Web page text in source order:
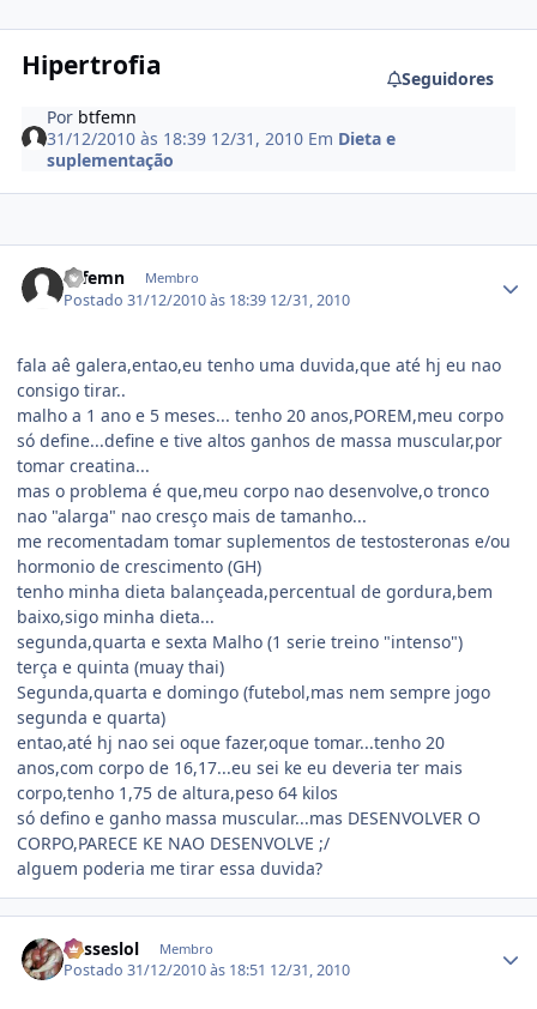
Hipertrofia
Seguidores
Por btfemn
31/12/2010 às 18:39 12/31, 2010 Em Dieta e
suplementação
btfemn Membro
Postado31/12/2010 às 18:39 12/31, 2010
fala aê galera,entao,eu tenho uma duvida,que até hj eu nao
consigo tirar..
malho a 1 ano e 5 meses... tenho 20 anos,POREM,meu corpo
só define...define e tive altos ganhos de massa muscular,por
tomar creatina...
mas o problema é que,meu corpo nao desenvolve,o tronco
nao "alarga" nao cresço mais de tamanho...
me recomentadam tomar suplementos de testosteronas e/ou
hormonio de crescimento (GH)
tenho minha dieta balançeada,percentual de gordura,bem
baixo,sigo minha dieta...
segunda,quarta e sexta Malho (1 serie treino "intenso")
terça e quinta (muay thai)
Segunda,quarta e domingo (futebol,mas nem sempre jogo
segunda e quarta)
entao,até hj nao sei oque fazer,oque tomar...tenho 20
anos,com corpo de 16,17...eu sei ke eu deveria ter mais
corpo,tenho 1,75 de altura,peso 64 kilos
só defino e ganho massa muscular...mas DESENVOLVER O
CORPO,PARECE KE NAO DESENVOLVE ;/
alguem poderia me tirar essa duvida?
ulisseslol Membro
Postado31/12/2010 às 18:51 12/31, 2010